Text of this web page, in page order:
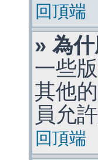
回頂端
» 為
一些
其他
員允
回頂端